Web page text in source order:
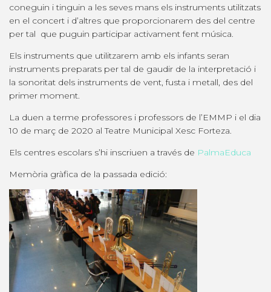
coneguin i tinguin a les seves mans els instruments utilitzats
en el concert i d’altres que proporcionarem des del centre
per tal que puguin participar activament fent música.
Els instruments que utilitzarem amb els infants seran
instruments preparats per tal de gaudir de la interpretació i
la sonoritat dels instruments de vent, fusta i metall, des del
primer moment.
La duen a terme professores i professors de l’EMMP i el dia
10 de març de 2020 al Teatre Municipal Xesc Forteza.
Els centres escolars s’hi inscriuen a través de PalmaEduca
Memòria gràfica de la passada edició: